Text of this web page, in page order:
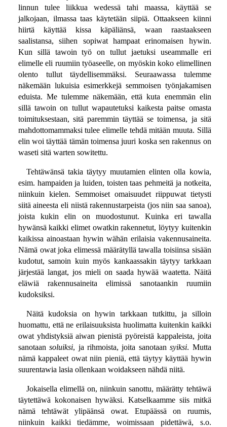
linnun tulee liikkua wedessä tahi maassa, käyttää se
jalkojaan, ilmassa taas käytetään siipiä. Ottaakseen kiinni
hiirtä käyttää kissa käpäliänsä, waan raastaakseen
saalistansa, siihen sopiwat hampaat erinomaisen hywin.
Kun sillä tawoin työ on tullut jaetuksi useammalle eri
elimelle eli ruumiin työaseelle, on myöskin koko elimellinen
olento tullut täydellisemmäksi. Seuraawassa tulemme
näkemään lukuisia esimerkkejä semmoisen työnjakamisen
eduista. Me tulemme näkemään, että kuta enemmän elin
sillä tawoin on tullut wapautetuksi kaikesta paitse omasta
toimituksestaan, sitä paremmin täyttää se toimensa, ja sitä
mahdottomammaksi tulee elimelle tehdä mitään muuta. Sillä
elin woi täyttää tämän toimensa juuri koska sen rakennus on
waseti sitä warten sowitettu.
Tehtäwänsä takia täytyy muutamien elinten olla kowia,
esim. hampaiden ja luiden, toisten taas pehmeitä ja notkeita,
niinkuin kielen. Semmoiset omaisuudet riippuwat tietysti
siitä aineesta eli niistä rakennustarpeista (jos niin saa sanoa),
joista kukin elin on muodostunut. Kuinka eri tawalla
hywänsä kaikki elimet owatkin rakennetut, löytyy kuitenkin
kaikissa ainoastaan hywin wähän erilaisia vakennusaineita.
Nämä owat joka elimessä määrätyllä tawalla toisiinsa sisään
kudotut, samoin kuin myös kankaassakin täytyy tarkkaan
järjestää langat, jos mieli on saada hywää waatetta. Näitä
eläwiä rakennusaineita elimissä sanotaankin ruumiin
kudoksiksi.
Näitä kudoksia on hywin tarkkaan tutkittu, ja silloin
huomattu, että ne erilaisuuksista huolimatta kuitenkin kaikki
owat yhdistyksiä aiwan pienistä pyöreistä kappaleista, joita
sanotaansoluiksi, ja rihmoista, joita sanotaansyiksi. Mutta
nämä kappaleet owat niin pieniä, että täytyy käyttää hywin
suurentawia lasia ollenkaan woidakseen nähdä niitä.
Jokaisella elimellä on, niinkuin sanottu, määrätty tehtäwä
täytettäwä kokonaisen hywäksi. Katselkaamme siis mitkä
nämä tehtäwät ylipäänsä owat. Etupäässä on ruumis,
niinkuin kaikki tiedämme, woimissaan pidettäwä, s.o.